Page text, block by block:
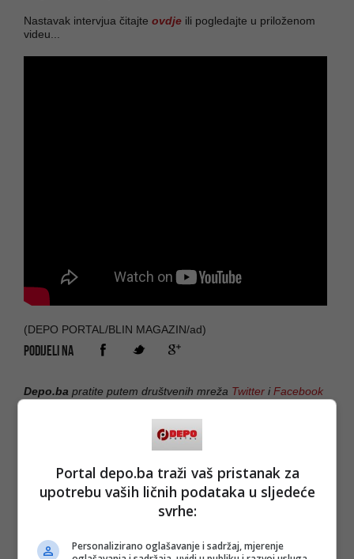
Nastavak intervjua čitajte ovdje ili pogledajte u priloženom
videu...
(DEPO PORTAL/BLIN MAGAZIN/ad)
PODIJELI NA
Depo.ba pratite putem društvenih mreža Twitter iFacebook
#fahrudin radončić #dnevni avaz
#bošnjački
#rat
#alija izetbegović
#informisanje
Portal depo.ba traži vaš pristanak za
upotrebu vaših ličnih podataka u sljedeće
svrhe:
Personalizirano oglašavanje i sadržaj, mjerenje